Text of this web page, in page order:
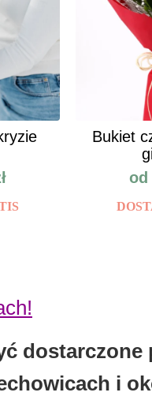
Bukiet
od
dostarczone
i